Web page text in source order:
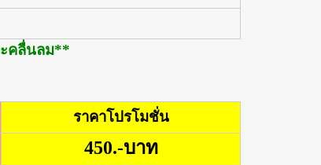
คลื่นลม**
ราคาโปรโมชั่น
450.-บาท